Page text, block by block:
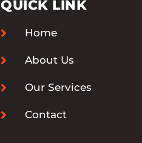
QUICK LINK
Home
About Us
Our Services
Contact